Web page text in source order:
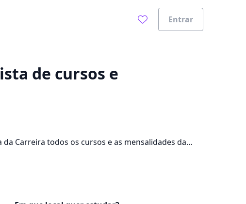
Entrar
de cursos e
Carreira todos os cursos e as mensalidades da